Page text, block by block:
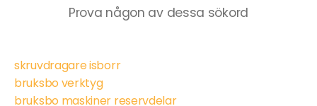
Prova någon av dessa sökord
skruvdragare isborr
bruksbo verktyg
bruksbo maskiner reservdelar